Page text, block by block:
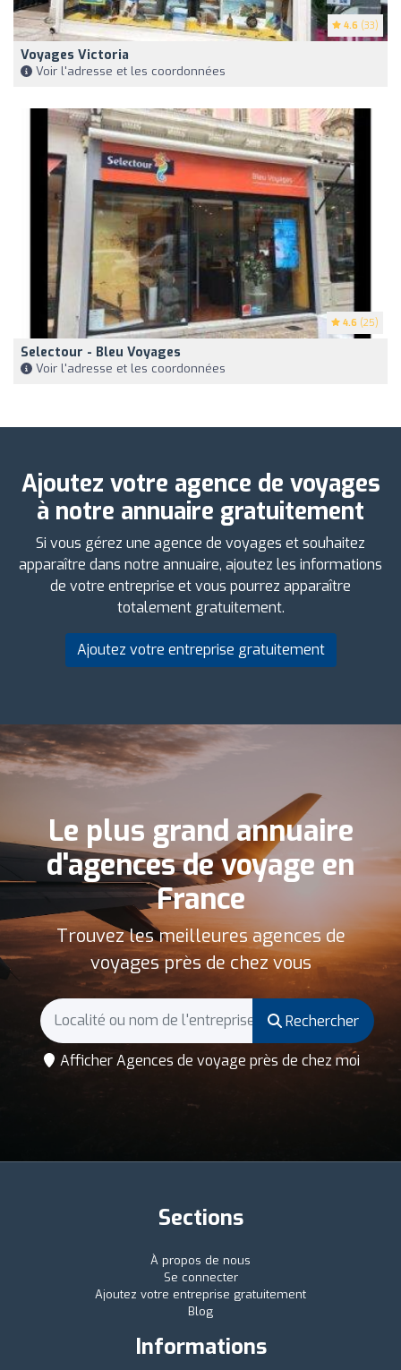
4.6 (33)
Voyages Victoria
Voir l'adresse et les coordonnées
4.6 (25)
Selectour - Bleu Voyages
Voir l'adresse et les coordonnées
Ajoutez votre agence de voyages
à notre annuaire gratuitement
Si vous gérez une agence de voyages et souhaitez
apparaître dans notre annuaire, ajoutez les informations
de votre entreprise et vous pourrez apparaître
totalement gratuitement.
Ajoutez votre entreprise gratuitement
Le plus grand annuaire
d'agences de voyage en
France
Trouvez les meilleures agences de
voyages près de chez vous
Rechercher
Afficher Agences de voyage près de chez moi
Sections
À propos de nous
Se connecter
Ajoutez votre entreprise gratuitement
Blog
Informations